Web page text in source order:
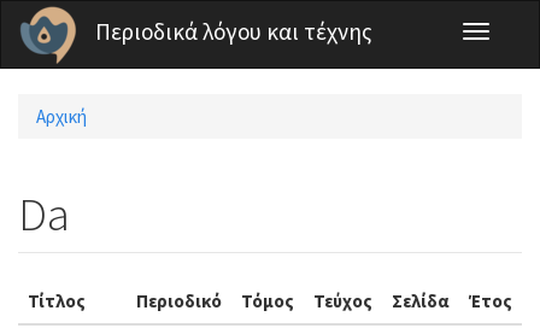
Παράκαμψη προς το κυρίως περιεχόμενο
Περιοδικά λόγου και τέχνης
Toggle
Είστε εδώ
Αρχική
Da
Τίτλος Περιοδικό Τόμος Τεύχος Σελίδα Έτος